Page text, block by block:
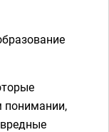
понимании,